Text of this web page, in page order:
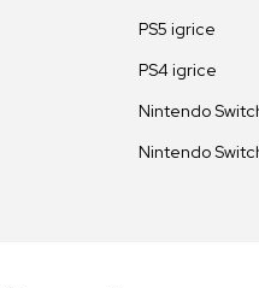
PS5 igrice
PS4 igrice
Nintendo
Nintendo